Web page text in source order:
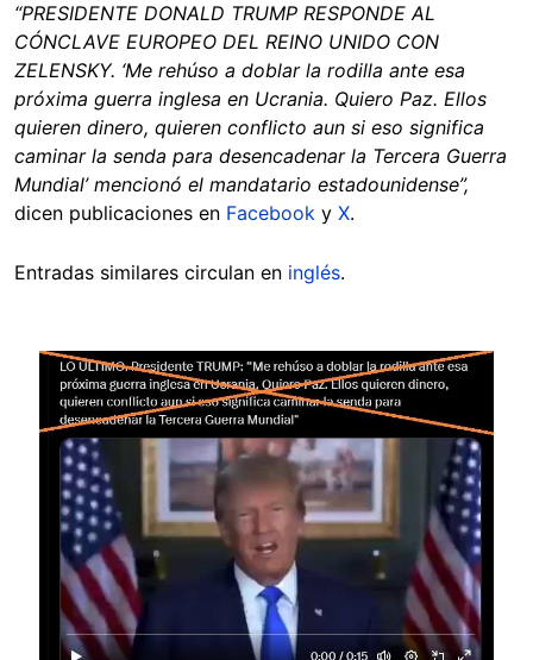
“PRESIDENTE DONALD TRUMP RESPONDE AL
CÓNCLAVE EUROPEO DEL REINO UNIDO CON
ZELENSKY. ‘Me rehúso a doblar la rodilla ante esa
próxima guerra inglesa en Ucrania. Quiero Paz. Ellos
quieren dinero, quieren conflicto aun si eso significa
caminar la senda para desencadenar la Tercera Guerra
Mundial’ mencionó el mandatario estadounidense”,
dicen publicaciones en Facebook y X.
Entradas similares circulan en inglés.
Image